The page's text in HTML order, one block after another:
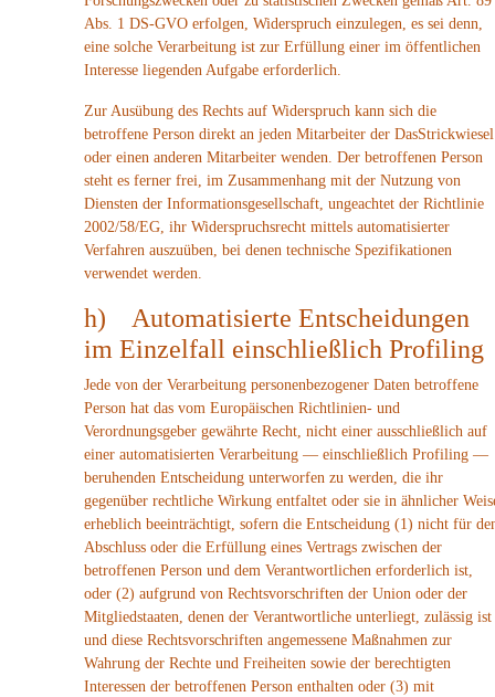
Abs. 1 DS-GVO erfolgen, Widerspruch einzulegen, es sei denn,
eine solche Verarbeitung ist zur Erfüllung einer im öffentlichen
Interesse liegenden Aufgabe erforderlich.
Zur Ausübung des Rechts auf Widerspruch kann sich die
betroffene Person direkt an jeden Mitarbeiter der DasStrickwiesel
oder einen anderen Mitarbeiter wenden. Der betroffenen Person
steht es ferner frei, im Zusammenhang mit der Nutzung von
Diensten der Informationsgesellschaft, ungeachtet der Richtlinie
2002/58/EG, ihr Widerspruchsrecht mittels automatisierter
Verfahren auszuüben, bei denen technische Spezifikationen
verwendet werden.
h) Automatisierte Entscheidungen
im Einzelfall einschließlich Profiling
Jede von der Verarbeitung personenbezogener Daten betroffene
Person hat das vom Europäischen Richtlinien- und
Verordnungsgeber gewährte Recht, nicht einer ausschließlich auf
einer automatisierten Verarbeitung — einschließlich Profiling —
beruhenden Entscheidung unterworfen zu werden, die ihr
gegenüber rechtliche Wirkung entfaltet oder sie in ähnlicher
erheblich beeinträchtigt, sofern die Entscheidung (1) nicht für
Abschluss oder die Erfüllung eines Vertrags zwischen der
betroffenen Person und dem Verantwortlichen erforderlich ist,
oder (2) aufgrund von Rechtsvorschriften der Union oder der
Mitgliedstaaten, denen der Verantwortliche unterliegt, zulässig ist
und diese Rechtsvorschriften angemessene Maßnahmen zur
Wahrung der Rechte und Freiheiten sowie der berechtigten
Interessen der betroffenen Person enthalten oder (3) mit